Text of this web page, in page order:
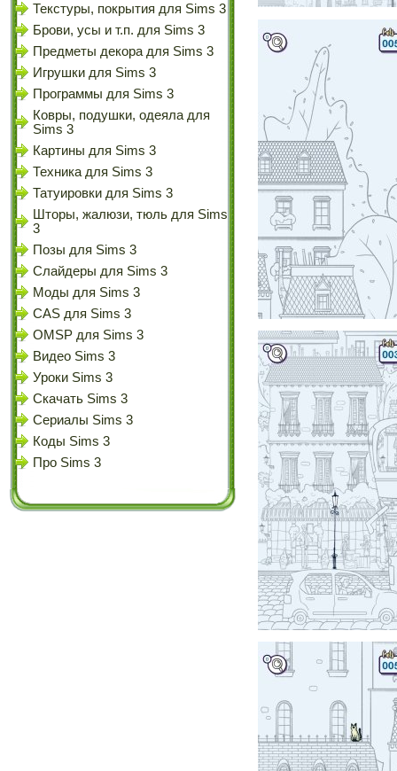
Текстуры, покрытия для Sims 3
Брови, усы и т.п. для Sims 3
Предметы декора для Sims 3
Игрушки для Sims 3
Программы для Sims 3
Ковры, подушки, одеяла для
Sims 3
Картины для Sims 3
Техника для Sims 3
Татуировки для Sims 3
Шторы, жалюзи, тюль для Sims
3
Позы для Sims 3
Слайдеры для Sims 3
Моды для Sims 3
CAS для Sims 3
OMSP для Sims 3
Видео Sims 3
Уроки Sims 3
Скачать Sims 3
Сериалы Sims 3
Коды Sims 3
Про Sims 3